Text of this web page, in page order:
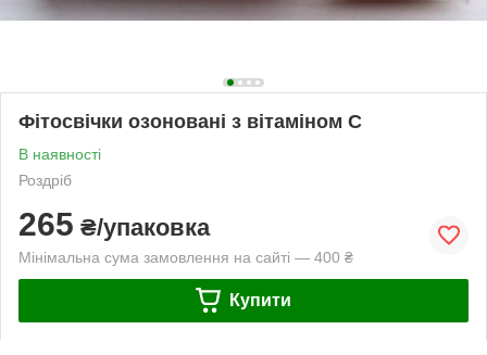
Фітосвічки озоновані з вітаміном С
В наявності
Роздріб
265 ₴/упаковка
Мінімальна сума замовлення на сайті — 400 ₴
Купити